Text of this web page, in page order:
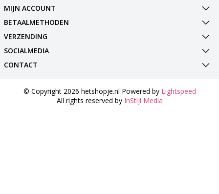
MIJN ACCOUNT
BETAALMETHODEN
VERZENDING
SOCIALMEDIA
CONTACT
© Copyright 2026 hetshopje.nl Powered by Lightspeed
All rights reserved by InStijl Media